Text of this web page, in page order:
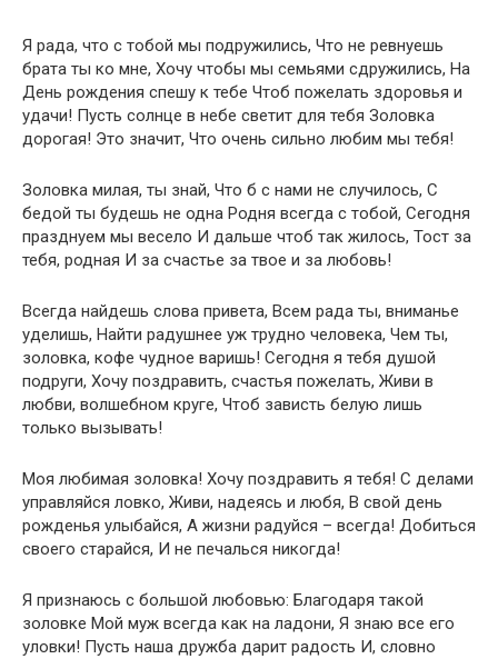
Я рада, что с тобой мы подружились, Что не ревнуешь
брата ты ко мне, Хочу чтобы мы семьями сдружились, На
День рождения спешу к тебе Чтоб пожелать здоровья и
удачи! Пусть солнце в небе светит для тебя Золовка
дорогая! Это значит, Что очень сильно любим мы тебя!
Золовка милая, ты знай, Что б с нами не случилось, С
бедой ты будешь не одна Родня всегда с тобой, Сегодня
празднуем мы весело И дальше чтоб так жилось, Тост за
тебя, родная И за счастье за твое и за любовь!
Всегда найдешь слова привета, Всем рада ты, вниманье
уделишь, Найти радушнее уж трудно человека, Чем ты,
золовка, кофе чудное варишь! Сегодня я тебя душой
подруги, Хочу поздравить, счастья пожелать, Живи в
любви, волшебном круге, Чтоб зависть белую лишь
только вызывать!
Моя любимая золовка! Хочу поздравить я тебя! С делами
управляйся ловко, Живи, надеясь и любя, В свой день
рожденья улыбайся, А жизни радуйся – всегда! Добиться
своего старайся, И не печалься никогда!
Я признаюсь с большой любовью: Благодаря такой
золовке Мой муж всегда как на ладони, Я знаю все его
уловки! Пусть наша дружба дарит радость И, словно